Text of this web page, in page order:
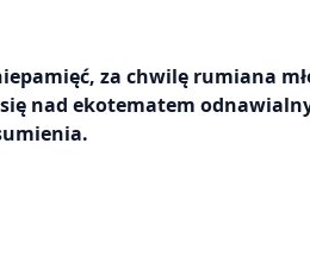
za chwilę rumiana
nad ekotematem